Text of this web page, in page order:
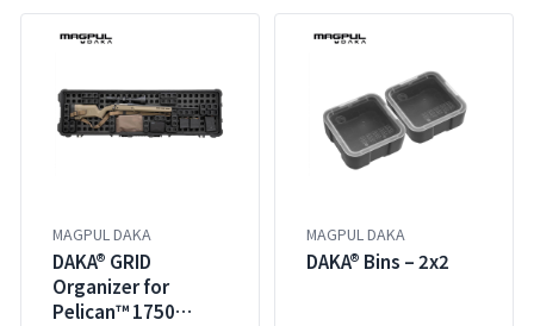
MAGPUL DAKA
DAKA® GRID
Organizer for
Pelican™ 1750
MAGPUL DAKA
DAKA® Bins – 2x2